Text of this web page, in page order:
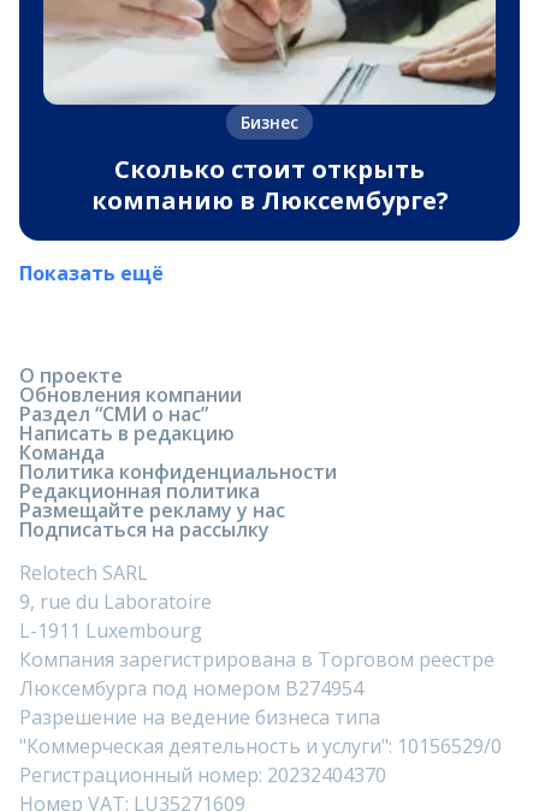
Бизнес
Сколько стоит открыть
компанию в Люксембурге?
Показать ещё
О проекте
Обновления компании
Раздел “СМИ о нас”
Написать в редакцию
Команда
Политика конфиденциальности
Редакционная политика
Размещайте рекламу у нас
Подписаться на рассылку
Relotech SARL
9, rue du Laboratoire
L-1911 Luxembourg
Компания зарегистрирована в Торговом реестре
Люксембурга под номером B274954
Разрешение на ведение бизнеса типа
"Коммерческая деятельность и услуги": 10156529/0
Регистрационный номер: 20232404370
Номер VAT: LU35271609